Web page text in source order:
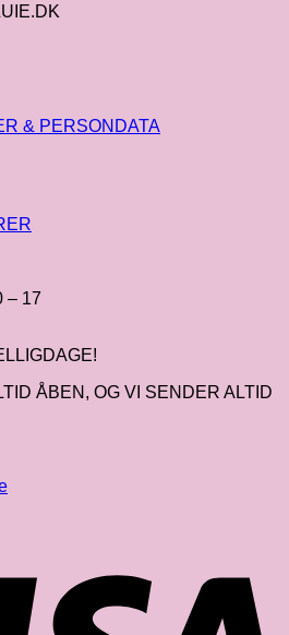
& PERSONDATA
– 17
ÅBEN, OG VI SENDER ALTID